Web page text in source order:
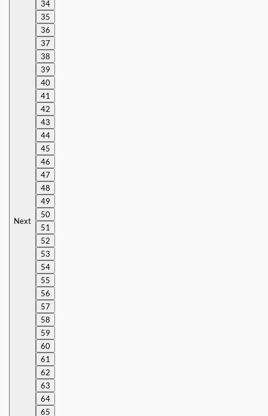
Next
34
35
36
37
38
39
40
41
42
43
44
45
46
47
48
49
50
51
52
53
54
55
56
57
58
59
60
61
62
63
64
65